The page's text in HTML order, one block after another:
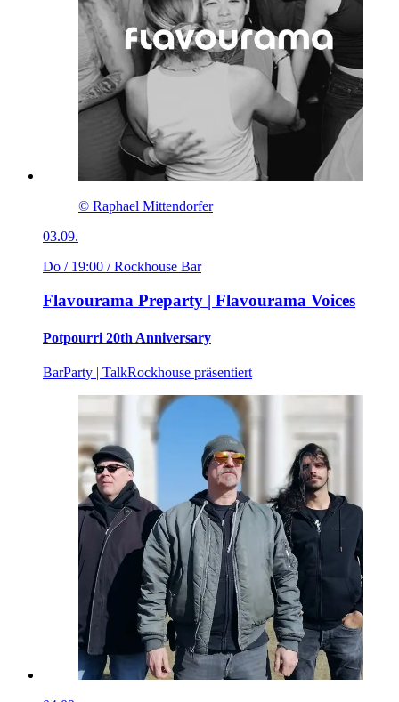
© Raphael Mittendorfer
03.09.
Do / 19:00 / Rockhouse Bar
Flavourama Preparty | Flavourama Voices
Potpourri 20th Anniversary
BarParty | TalkRockhouse präsentiert